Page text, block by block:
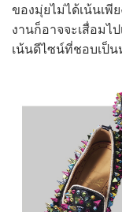
ของมุ่ยไม่ได้เน้นเพี
งานก็อาจจะเสื่อมไ
เน้นดีไซน์ที่ชอบเป็น